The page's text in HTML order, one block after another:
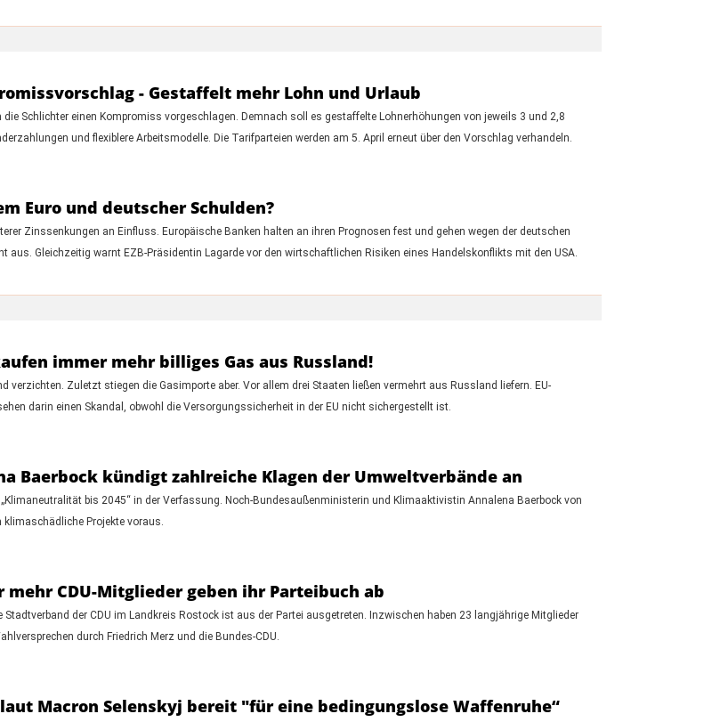
- Gestaffelt mehr Lohn und Urlaub
Schlichter einen Kompromiss vorgeschlagen. Demnach soll es gestaffelte Lohnerhöhungen von jeweils 3 und 2,8
und flexiblere Arbeitsmodelle. Die Tarifparteien werden am 5. April erneut über den Vorschlag verhandeln.
Euro und deutscher Schulden?
Zinssenkungen an Einfluss. Europäische Banken halten an ihren Prognosen fest und gehen wegen der deutschen
aus. Gleichzeitig warnt EZB-Präsidentin Lagarde vor den wirtschaftlichen Risiken eines Handelskonflikts mit den USA.
immer mehr billiges Gas aus Russland!
Zuletzt stiegen die Gasimporte aber. Vor allem drei Staaten ließen vermehrt aus Russland liefern. EU-
darin einen Skandal, obwohl die Versorgungssicherheit in der EU nicht sichergestellt ist.
Baerbock kündigt zahlreiche Klagen der Umweltverbände an
bis 2045“ in der Verfassung. Noch-Bundesaußenministerin und Klimaaktivistin Annalena Baerbock von
klimaschädliche Projekte voraus.
mehr CDU-Mitglieder geben ihr Parteibuch ab
der CDU im Landkreis Rostock ist aus der Partei ausgetreten. Inzwischen haben 23 langjährige Mitglieder
durch Friedrich Merz und die Bundes-CDU.
Macron Selenskyj bereit "für eine bedingungslose Waffenruhe“